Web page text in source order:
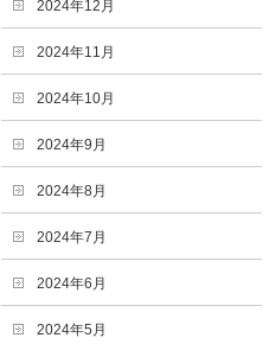
2024年12月
2024年11月
2024年10月
2024年9月
2024年8月
2024年7月
2024年6月
2024年5月